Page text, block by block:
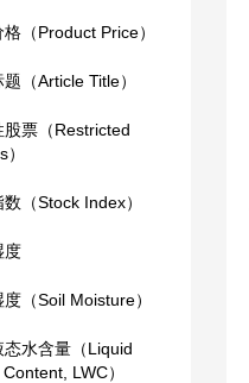
（Product Price）
（Article Title）
股票（Restricted
（Stock Index）
度
（Soil Moisture）
态水含量（Liquid
LWC）